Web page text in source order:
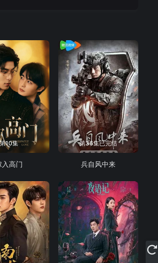
第10集
入高门
第36集已完结
兵自风中来